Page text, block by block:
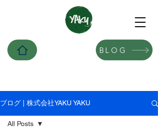
BLOG
ブログ | 株式会社YAKU YAKU
All Posts